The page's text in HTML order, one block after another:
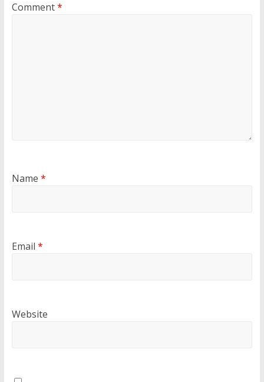
Comment*
Name *
Email *
Website